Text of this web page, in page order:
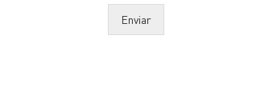
Enviar